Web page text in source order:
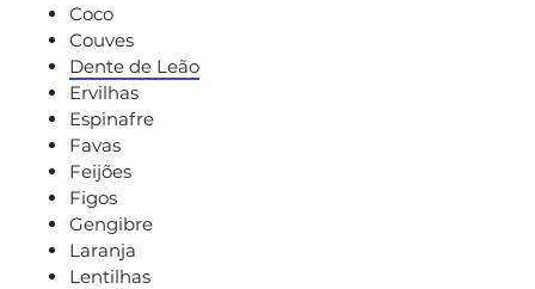
Coco
Couves
Dente de Leão
Ervilhas
Espinafre
Favas
Feijões
Figos
Gengibre
Laranja
Lentilhas